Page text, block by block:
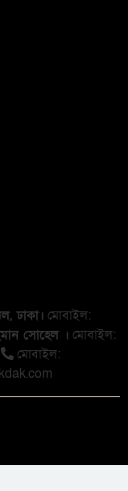
ঢাকা। মোবাইল:
সোহেল । মোবাইল:
মোবাইল: